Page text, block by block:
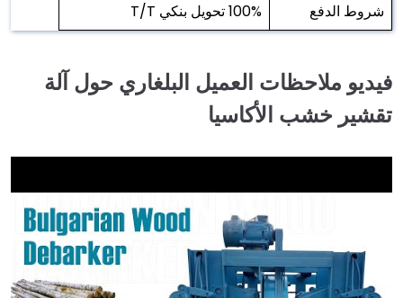
شروط الدفع
100% تحويل بنكي T/T
فيديو ملاحظات العميل البلغاري حول آلة
تقشير خشب الأكاسيا